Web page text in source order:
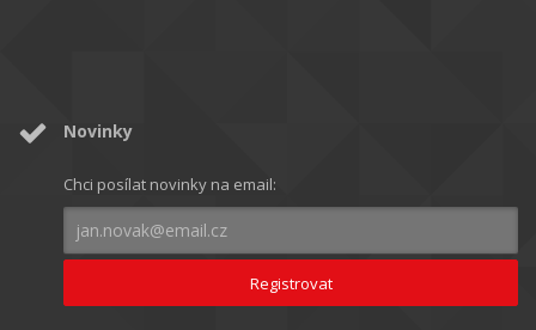
Novinky
Chci posílat novinky na email: